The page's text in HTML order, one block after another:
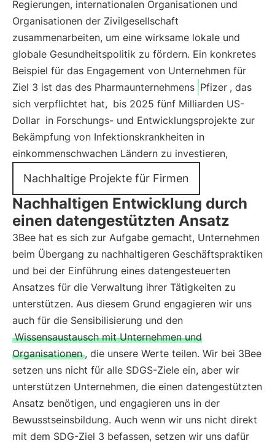
Regierungen, internationalen Organisationen und
Organisationen der Zivilgesellschaft
zusammenarbeiten, um eine wirksame lokale und
globale Gesundheitspolitik zu fördern. Ein konkretes
Beispiel für das Engagement von Unternehmen für
Ziel 3 ist das des Pharmaunternehmens Pfizer , das
sich verpflichtet hat, bis 2025 fünf Milliarden US-
Dollar in Forschungs- und Entwicklungsprojekte zur
Bekämpfung von Infektionskrankheiten in
einkommenschwachen Ländern zu investieren,
Nachhaltige Projekte für Firmen
Nachhaltigen Entwicklung durch
einen datengestützten Ansatz
3Bee hat es sich zur Aufgabe gemacht, Unternehmen
beim Übergang zu nachhaltigeren Geschäftspraktiken
und bei der Einführung eines datengesteuerten
Ansatzes für die Verwaltung ihrer Tätigkeiten zu
unterstützen. Aus diesem Grund engagieren wir uns
auch für die Sensibilisierung und den
Wissensaustausch mit Unternehmen und
Organisationen , die unsere Werte teilen. Wir bei 3Bee
setzen uns nicht für alle SDGS-Ziele ein, aber wir
unterstützen Unternehmen, die einen datengestützten
Ansatz benötigen, und engagieren uns in der
Bewusstseinsbildung. Auch wenn wir uns nicht direkt
mit dem SDG-Ziel 3 befassen, setzen wir uns dafür